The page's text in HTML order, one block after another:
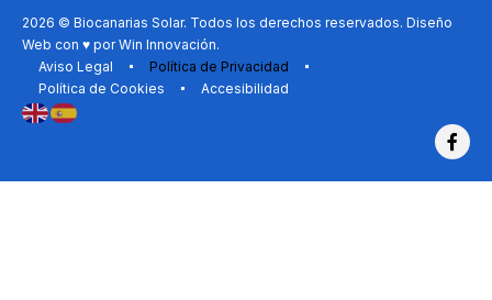
2026 © Biocanarias Solar. Todos los derechos reservados. Diseño
Web con ♥ porWin Innovación.
Aviso Legal
Política de Privacidad
Política de Cookies
Accesibilidad